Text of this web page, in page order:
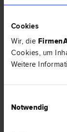
Cookies
Wir, die
Cookies, um
Weitere
Notwendig
Dr. Martina
Patent­recht |
recht |
3100 St. Pölten
0 Bewertungen